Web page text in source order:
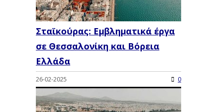
Σταϊκούρας: Εμβληματικά έργα
σε Θεσσαλονίκη και Βόρεια
Ελλάδα
26-02-2025 0